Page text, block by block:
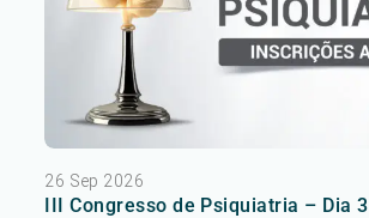
26 Sep 2026
III Congresso de Psiquiatria – Dia 3